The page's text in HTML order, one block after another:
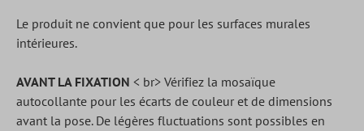
Le produit ne convient que pour les surfaces murales
intérieures.
AVANT LA FIXATION < br> Vérifiez la mosaïque
autocollante pour les écarts de couleur et de dimensions
avant la pose. De légères fluctuations sont possibles en